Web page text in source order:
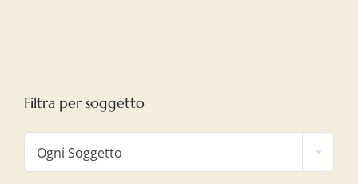
Filtra per soggetto
Ogni Soggetto